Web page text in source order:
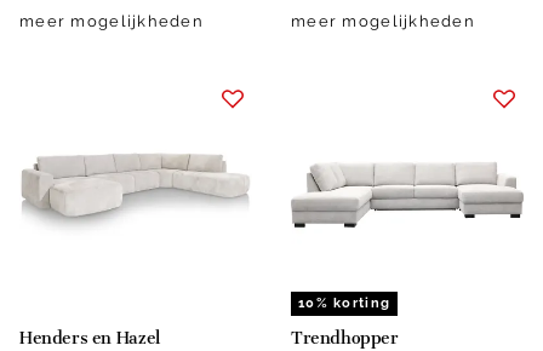
meer mogelijkheden meer mogelijkheden
Henders en Hazel
10% korting
Trendhopper